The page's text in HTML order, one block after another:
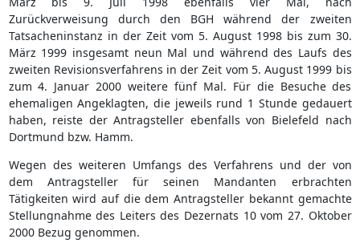
Zurückverweisung durch den BGH während der zweiten
Tatsacheninstanz in der Zeit vom 5. August 1998 bis zum 30.
März 1999 insgesamt neun Mal und während des Laufs des
zweiten Revisionsverfahrens in der Zeit vom 5. August 1999 bis
zum 4. Januar 2000 weitere fünf Mal. Für die Besuche des
ehemaligen Angeklagten, die jeweils rund 1 Stunde gedauert
haben, reiste der Antragsteller ebenfalls von Bielefeld nach
Dortmund bzw. Hamm.
Wegen des weiteren Umfangs des Verfahrens und der von
dem Antragsteller für seinen Mandanten erbrachten
Tätigkeiten wird auf die dem Antragsteller bekannt gemachte
Stellungnahme des Leiters des Dezernats 10 vom 27. Oktober
2000 Bezug genommen.